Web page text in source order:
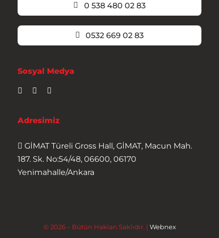
0 538 480 02 83
0532 669 02 83
Sosyal Medya
Adresimiz
GİMAT Türeli Gross Hall, GİMAT, Macun Mah.
187. Sk. No:54/48, 06600, 06170
Yenimahalle/Ankara
© 2026 – Bütün Hakları Saklıdır. | Webnex